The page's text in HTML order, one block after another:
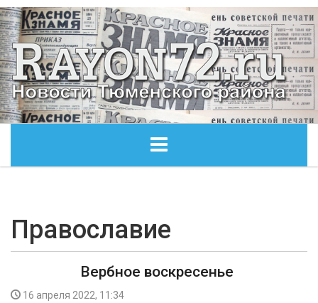
ОБЩЕСТВО
ЭКОНОМИКА
КУЛЬТУРА
Православие
Вербное воскресенье
16 апреля 2022, 11:34